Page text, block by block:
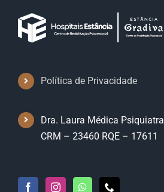
Política de Privacidade
Dra. Laura Médica Psiquiatra
CRM – 23460 RQE – 17611